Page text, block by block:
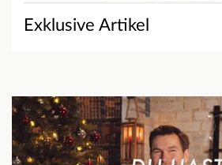
Exklusive Artikel